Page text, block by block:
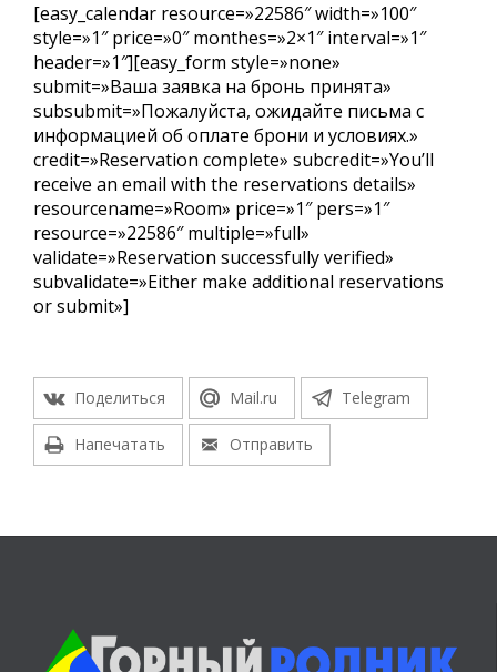
[easy_calendar resource=»22586″ width=»100″
style=»1″ price=»0″ monthes=»2×1″ interval=»1″
header=»1″][easy_form style=»none»
submit=»Ваша заявка на бронь принята»
subsubmit=»Пожалуйста, ожидайте письма с
информацией об оплате брони и условиях.»
credit=»Reservation complete» subcredit=»You’ll
receive an email with the reservations details»
resourcename=»Room» price=»1″ pers=»1″
resource=»22586″ multiple=»full»
validate=»Reservation successfully verified»
subvalidate=»Either make additional reservations
or submit»]
Поделиться Mail.ru Telegram
Напечатать Отправить